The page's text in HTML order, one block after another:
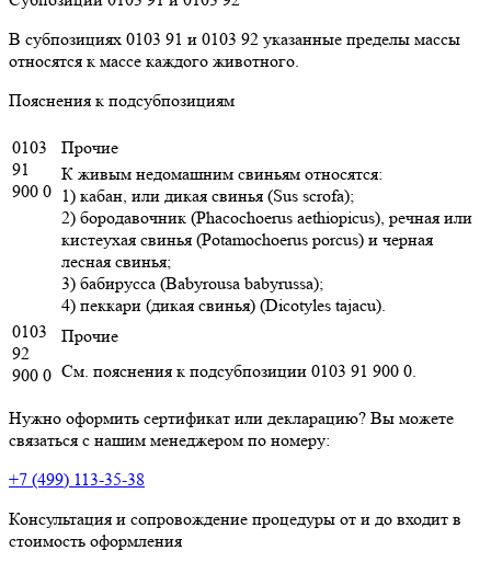
В субпозициях 0103 91 и 0103 92 указанные пределы массы
относятся к массе каждого животного.
Пояснения к подсубпозициям
0103
91
900 0
Прочие
К живым недомашним свиньям относятся:
1) кабан, или дикая свинья (Sus scrofa);
2) бородавочник (Phacochoerus aethiopicus), речная или
кистеухая свинья (Potamochoerus porcus) и черная
лесная свинья;
3) бабирусса (Babyrousa babyrussa);
4) пеккари (дикая свинья) (Dicotyles tajacu).
0103
92
900 0
Прочие
См. пояснения к подсубпозиции 0103 91 900 0.
Нужно оформить сертификат или декларацию? Вы можете
связаться с нашим менеджером по номеру:
+7 (499) 113-35-38
Консультация и сопровождение процедуры от и до входит в
стоимость оформления